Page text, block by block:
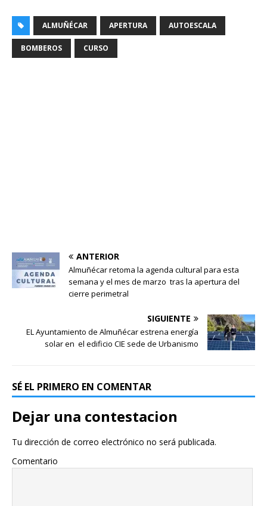
ALMUÑÉCAR APERTURA AUTOESCALA
BOMBEROS CURSO
ANTERIOR
Almuñécar retoma la agenda cultural para esta
semana y el mes de marzo tras la apertura del
cierre perimetral
SIGUIENTE
EL Ayuntamiento de Almuñécar estrena energía
solar en el edificio CIE sede de Urbanismo
SÉ EL PRIMERO EN COMENTAR
Dejar una contestacion
Tu dirección de correo electrónico no será publicada.
Comentario